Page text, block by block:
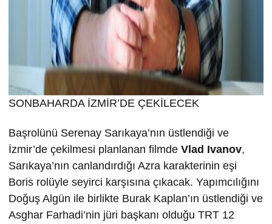
SONBAHARDA İZMİR’DE ÇEKİLECEK
Başrolünü Serenay Sarıkaya’nın üstlendiği ve
İzmir’de çekilmesi planlanan filmde Vlad Ivanov,
Sarıkaya’nın canlandırdığı Azra karakterinin eşi
Boris rolüyle seyirci karşısına çıkacak. Yapımcılığını
Doğuş Algün ile birlikte Burak Kaplan’ın üstlendiği ve
Asghar Farhadi’nin jüri başkanı olduğu TRT 12